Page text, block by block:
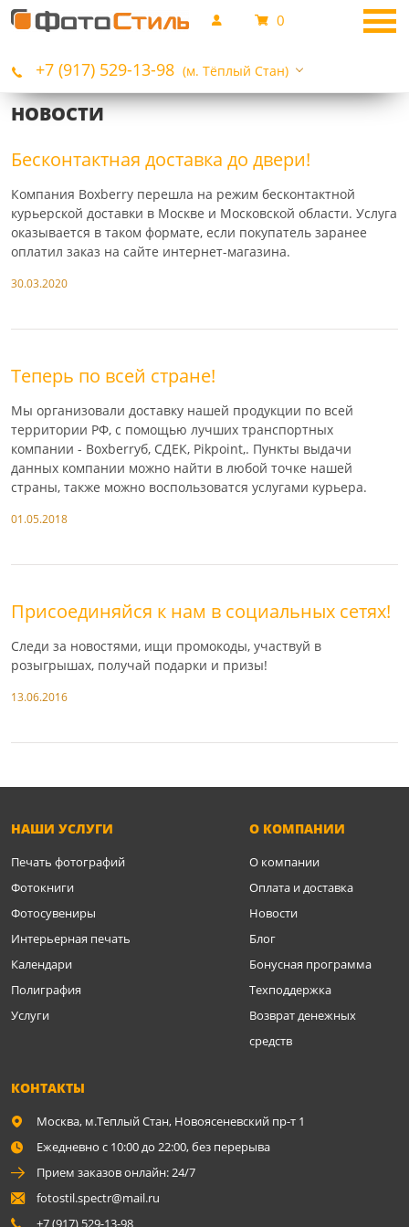
+7 (917) 529-13-98 (м. Тёплый Стан)
0
НОВОСТИ
Бесконтактная доставка до двери!
Компания Boxberry перешла на режим бесконтактной
курьерской доставки в Москве и Московской области. Услуга
оказывается в таком формате, если покупатель заранее
оплатил заказ на сайте интернет-магазина.
30.03.2020
Теперь по всей стране!
Мы организовали доставку нашей продукции по всей
территории РФ, с помощью лучших транспортных
компании - Boxberryб, СДЕК, Pikpoint,. Пункты выдачи
данных компании можно найти в любой точке нашей
страны, также можно воспользоватся услугами курьера.
01.05.2018
Присоединяйся к нам в социальных сетях!
Следи за новостями, ищи промокоды, участвуй в
розыгрышах, получай подарки и призы!
13.06.2016
НАШИ УСЛУГИ
Печать фотографий
Фотокниги
Фотосувениры
Интерьерная печать
Календари
Полиграфия
Услуги
О КОМПАНИИ
О компании
Оплата и доставка
Новости
Блог
Бонусная программа
Техподдержка
Возврат денежных
средств
КОНТАКТЫ
Москва, м.Теплый Стан, Новоясеневский пр-т 1
Ежедневно с 10:00 до 22:00, без перерыва
Прием заказов онлайн: 24/7
fotostil.spectr@mail.ru
+7 (917) 529-13-98